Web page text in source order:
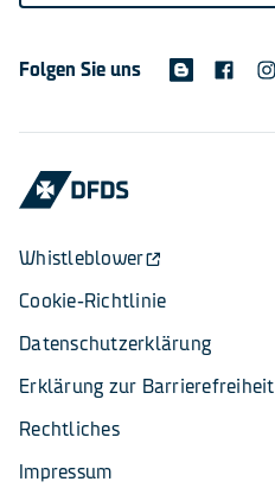
Folgen Sie uns
Whistleblower
Cookie-Richtlinie
Datenschutzerklärung
Erklärung zur Barrierefreiheit
Rechtliches
Impressum